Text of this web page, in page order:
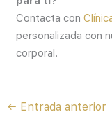
Contacta con
personalizada con
corporal.
← Entrada anterior